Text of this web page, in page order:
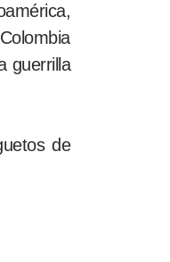
guerrilla
de